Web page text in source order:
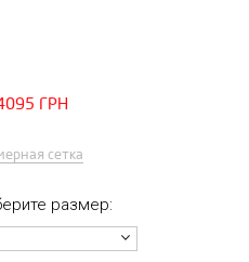
ГРН
сетка
размер: